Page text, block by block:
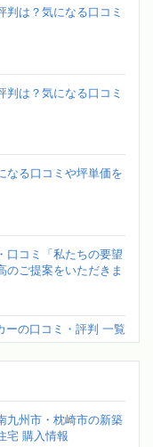
判は？気になる口コミ
判は？気になる口コミ
なる口コミや坪単価を
口コミ「私たちの要望
のご提案をいただきま
ーの口コミ・評判 一覧
九州市・枕崎市の新築
宅 購入情報